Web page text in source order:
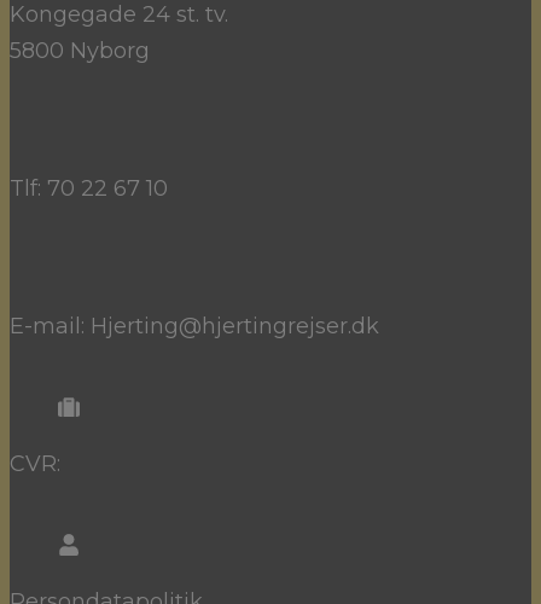
Kongegade 24 st. tv.
5800 Nyborg
Tlf: 70 22 67 10
E-mail: Hjerting@hjertingrejser.dk
CVR: